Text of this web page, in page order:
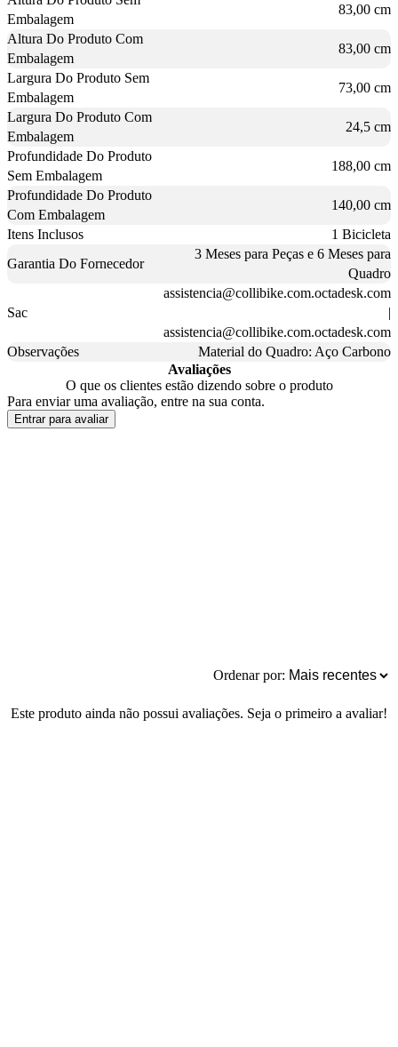
Embalagem
83,00 cm
Altura Do Produto Com
Embalagem
83,00 cm
Largura Do Produto Sem
Embalagem
73,00 cm
Largura Do Produto Com
Embalagem
24,5 cm
Profundidade Do Produto
Sem Embalagem
188,00 cm
Profundidade Do Produto
Com Embalagem
140,00 cm
Itens Inclusos
1 Bicicleta
Garantia Do Fornecedor
3 Meses para Peças e 6 Meses para
Quadro
Sac
assistencia@collibike.com.octadesk.com
|
assistencia@collibike.com.octadesk.com
Observações
Material do Quadro: Aço Carbono
Avaliações
O que os clientes estão dizendo sobre o produto
Para enviar uma avaliação, entre na sua conta.
Entrar para avaliar
Ordenar por:
Este produto ainda não possui avaliações. Seja o primeiro a avaliar!